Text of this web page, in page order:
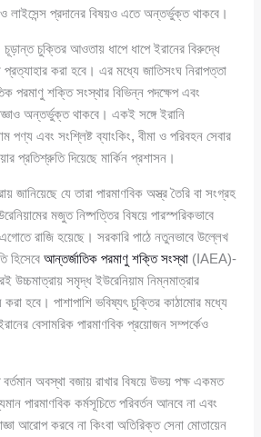
প্রদানের বিষয়ও এতে অন্তর্ভুক্ত থাকবে।
চূড়ান্ত চুক্তির আওতায় ধাপে ধাপে ইরানের বিরুদ্ধে
প্রত্যাহার করা হবে। এর মধ্যে জাতিসংঘ নিরাপত্তা
পরমাণু শক্তি সংস্থার বিভিন্ন পদক্ষেপ এবং
অন্তর্ভুক্ত থাকবে। একই সঙ্গে ইরানি
পণ্য এবং সংশ্লিষ্ট ব্যাংকিং, বীমা ও পরিবহন সেবার
প্রতিশ্রুতি দিয়েছে মার্কিন প্রশাসন।
জানিয়েছে যে তারা পারমাণবিক অস্ত্র তৈরি বা সংগ্রহ
মজুত নিষ্পত্তির বিষয়ে পারস্পরিকভাবে
রাজি হয়েছে। সরকারি পাঠে নতুনভাবে উল্লেখ
হিসেবেআন্তর্জাতিক পরমাণু শক্তি সংস্থা (IAEA)-
উচ্চমাত্রায় সমৃদ্ধ ইউরেনিয়াম নিম্নমাত্রার
করা হবে। পাশাপাশি ভবিষ্যৎ চুক্তির কাঠামোর মধ্যে
বেসামরিক পারমাণবিক প্রয়োজন সম্পর্কেও
অবস্থা বজায় রাখার বিষয়ে উভয় পক্ষ একমত
পারমাণবিক কর্মসূচিতে পরিবর্তন আনবে না এবং
আরোপ করবে না কিংবা অতিরিক্ত সেনা মোতায়েন